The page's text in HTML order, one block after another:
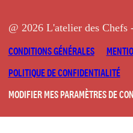
@ 2026 L'atelier des Chefs
CONDITIONS GÉNÉRALES
POLITIQUE DE CONFIDENTIALITÉ
MODIFIER MES PARAMÈTRES DE